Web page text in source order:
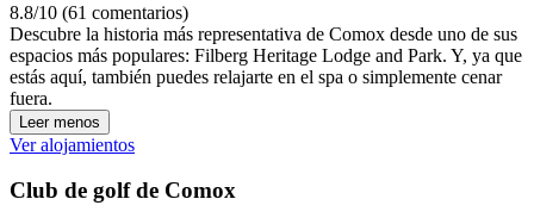
8.8/10 (61 comentarios)
Descubre la historia más representativa de Comox desde uno de sus
espacios más populares: Filberg Heritage Lodge and Park. Y, ya que
estás aquí, también puedes relajarte en el spa o simplemente cenar
fuera.
Leer menos
Ver alojamientos
Club de golf de Comox